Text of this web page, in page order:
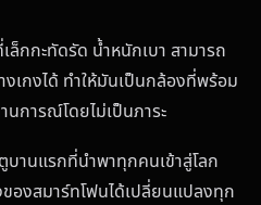
ล็กกะทัดรัด น้ำหนักเบา สามารถ
างเกงได้ ทำให้มันเป็นกล้องที่พร้อม
การณ์โดยไม่เป็นภาระ
านแรกที่นำพาทุกคนเข้าสู่โลก
องสมาร์ทโฟนได้เปลี่ยนแปลงทุก